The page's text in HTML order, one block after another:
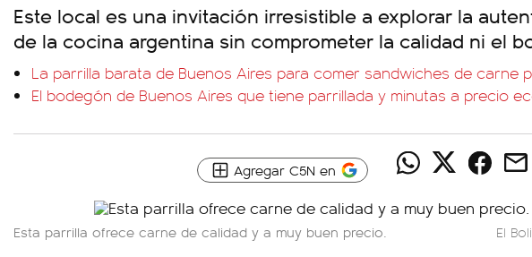
Este local es una invitación irresistible a explorar la
de la cocina argentina sin comprometer la calidad ni el
La parrilla barata de Buenos Aires para comer sandwiches de carne
El bodegón de Buenos Aires que tiene parrillada y minutas a precio
Agregar C5N en
Esta parrilla ofrece carne de calidad y a muy buen precio. El